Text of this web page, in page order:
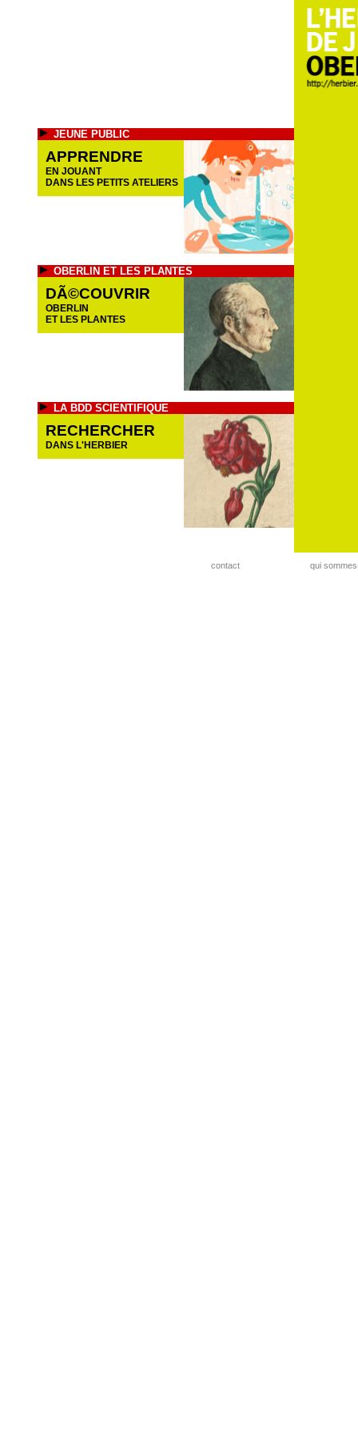
JEUNE PUBLIC
APPRENDRE
EN JOUANT
DANS LES PETITS ATELIERS
OBERLIN ET LES PLANTES
DÃ©COUVRIR
OBERLIN
ET LES PLANTES
LA BDD SCIENTIFIQUE
RECHERCHER
DANS L'HERBIER
contact qui